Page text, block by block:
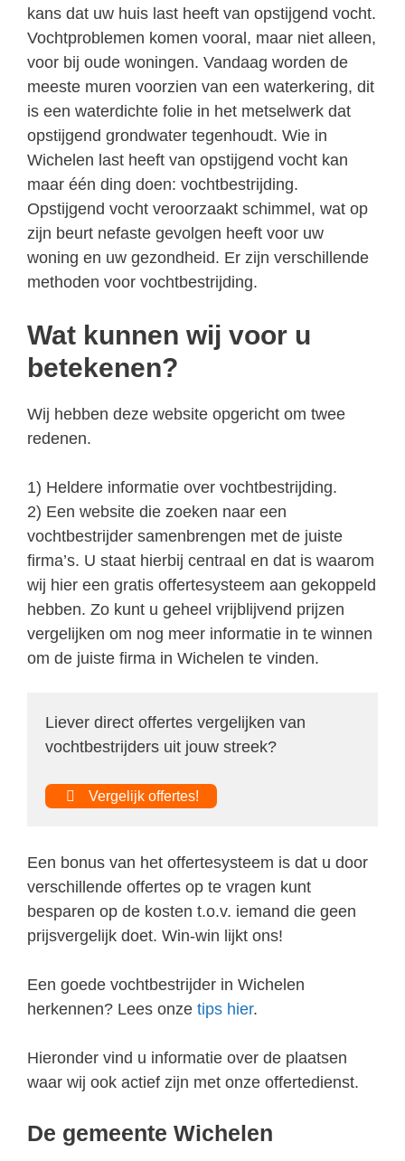
kans dat uw huis last heeft van opstijgend vocht.
Vochtproblemen komen vooral, maar niet alleen,
voor bij oude woningen. Vandaag worden de
meeste muren voorzien van een waterkering, dit
is een waterdichte folie in het metselwerk dat
opstijgend grondwater tegenhoudt. Wie in
Wichelen last heeft van opstijgend vocht kan
maar één ding doen: vochtbestrijding.
Opstijgend vocht veroorzaakt schimmel, wat op
zijn beurt nefaste gevolgen heeft voor uw
woning en uw gezondheid. Er zijn verschillende
methoden voor vochtbestrijding.
Wat kunnen wij voor u
betekenen?
Wij hebben deze website opgericht om twee
redenen.
1) Heldere informatie over vochtbestrijding.
2) Een website die zoeken naar een
vochtbestrijder samenbrengen met de juiste
firma’s. U staat hierbij centraal en dat is waarom
wij hier een gratis offertesysteem aan gekoppeld
hebben. Zo kunt u geheel vrijblijvend prijzen
vergelijken om nog meer informatie in te winnen
om de juiste firma in Wichelen te vinden.
Liever direct offertes vergelijken van
vochtbestrijders uit jouw streek?
Vergelijk offertes!
Een bonus van het offertesysteem is dat u door
verschillende offertes op te vragen kunt
besparen op de kosten t.o.v. iemand die geen
prijsvergelijk doet. Win-win lijkt ons!
Een goede vochtbestrijder in Wichelen
herkennen? Lees onze tips hier.
Hieronder vind u informatie over de plaatsen
waar wij ook actief zijn met onze offertedienst.
De gemeente Wichelen